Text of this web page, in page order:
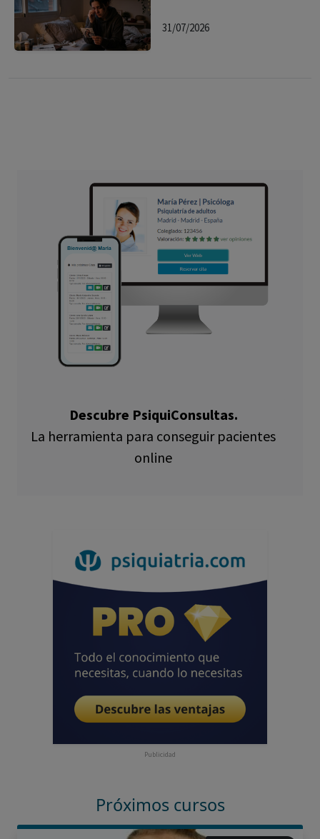
31/07/2026
Descubre PsiquiConsultas.
La herramienta para conseguir pacientes
online
Publicidad
Próximos cursos